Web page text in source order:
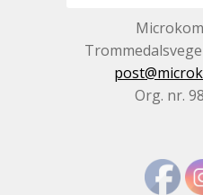
Org. nr.